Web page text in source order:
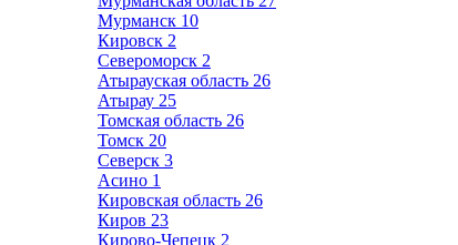
Мурманск 10
Кировск 2
Североморск 2
Атырауская область 26
Атырау 25
Томская область 26
Томск 20
Северск 3
Асино 1
Кировская область 26
Киров 23
Кирово-Чепецк 2